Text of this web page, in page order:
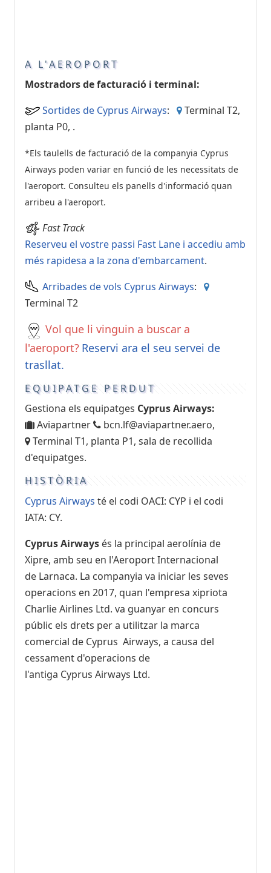
A L'AEROPORT
Mostradors de facturació i terminal:
Sortides de Cyprus Airways:
Terminal T2,
planta P0, .
*Els taulells de facturació de la companyia Cyprus
Airways poden variar en funció de les necessitats de
l'aeroport. Consulteu els panells d'informació quan
arribeu a l'aeroport.
Fast Track
Reserveu el vostre passi Fast Lane i accediu amb
més rapidesa a la zona d'embarcament.
Arribades de vols Cyprus Airways:
Terminal T2
Vol que li vinguin a buscar a
l'aeroport? Reservi ara el seu servei de
trasllat.
EQUIPATGE PERDUT
Gestiona els equipatges Cyprus Airways:
Aviapartner
bcn.lf@aviapartner.aero,
Terminal T1, planta P1, sala de recollida
d'equipatges.
HISTÒRIA
Cyprus Airways té el codi OACI: CYP i el codi
IATA: CY.
Cyprus Airways és la principal aerolínia de
Xipre, amb seu en l'Aeroport Internacional
de Larnaca. La companyia va iniciar les seves
operacions en 2017, quan l'empresa xipriota
Charlie Airlines Ltd. va guanyar en concurs
públic els drets per a utilitzar la marca
comercial de Cyprus Airways, a causa del
cessament d'operacions de
l'antiga Cyprus Airways Ltd.